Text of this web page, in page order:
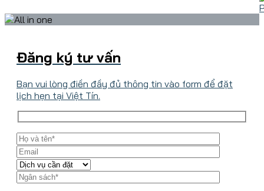
Đăng ký tư vấn
Bạn vui lòng điền đầy đủ thông tin vào form để đặt
lịch hẹn tại Việt Tín.